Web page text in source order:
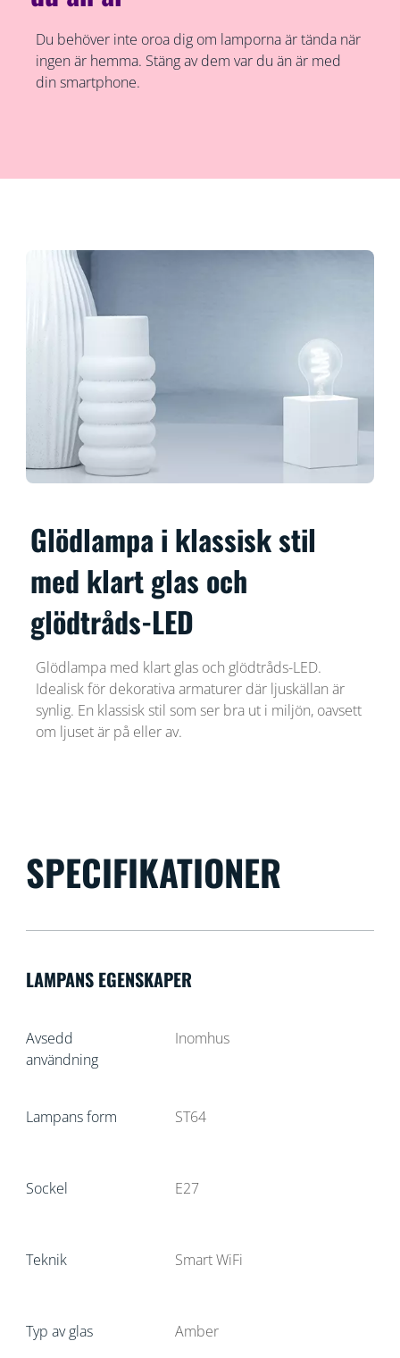
Du behöver inte oroa dig om lamporna är tända när
ingen är hemma. Stäng av dem var du än är med
din smartphone.
Glödlampa i klassisk stil
med klart glas och
glödtråds-LED
Glödlampa med klart glas och glödtråds-LED.
Idealisk för dekorativa armaturer där ljuskällan är
synlig. En klassisk stil som ser bra ut i miljön, oavsett
om ljuset är på eller av.
SPECIFIKATIONER
LAMPANS EGENSKAPER
Avsedd
användning
Inomhus
Lampans form ST64
Sockel E27
Teknik Smart WiFi
Typ av glas Amber